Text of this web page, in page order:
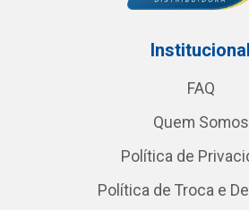
Institucional
FAQ
Quem Somos
Política de
Política de Troca e